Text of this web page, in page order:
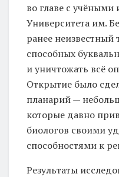
во главе с учёными
Университета им.
ранее
способных
и уничтожать всё
Открытие было
планарий —
которые давно
биологов своими
способностями к
Результаты